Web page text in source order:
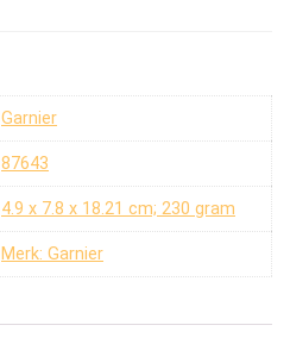
‎Garnier
‎87643
‎4.9 x 7.8 x 18.21 cm; 230 gram
Merk: Garnier